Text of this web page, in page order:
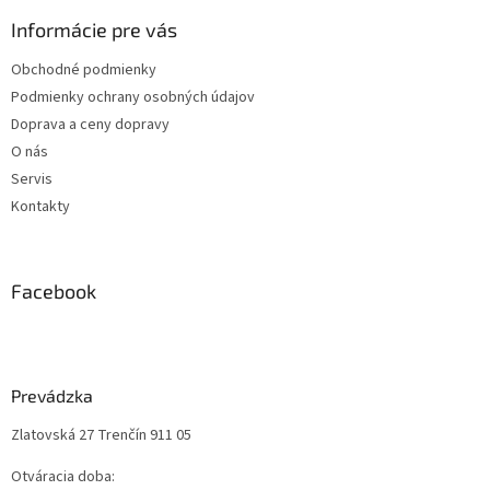
Informácie pre vás
Obchodné podmienky
Podmienky ochrany osobných údajov
Doprava a ceny dopravy
O nás
Servis
Kontakty
Facebook
Prevádzka
Zlatovská 27 Trenčín 911 05
Otváracia doba: